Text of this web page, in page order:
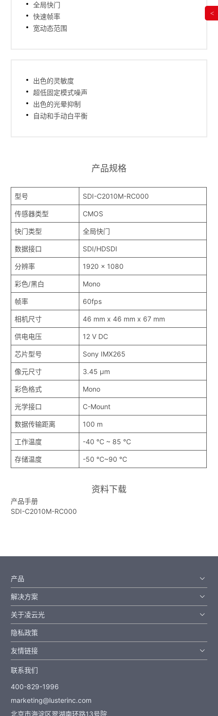
全局快门
快速帧率
宽动态范围
出色的灵敏度
超低固定模式噪声
出色的光晕抑制
自动和手动白平衡
产品规格
型号 SDI-C2010M-RC000
传感器类型 CMOS
快门类型 全局快门
数据接口 SDI/HDSDI
分辨率 1920 x 1080
彩色/黑白 Mono
帧率 60fps
相机尺寸 46 mm x 46 mm x 67 mm
供电电压 12 V DC
芯片型号 Sony IMX265
像元尺寸 3.45 μm
彩色格式 Mono
光学接口 C-Mount
数据传输距离 100 m
工作温度 -40 ℃ ~ 85 ℃
存储温度 -50 ℃~90 ℃
资料下载
产品手册
SDI-C2010M-RC000
产品
解决方案
关于凌云光
隐私政策
友情链接
联系我们
400-829-1996
marketing@lusterinc.com
北京市海淀区翠湖南环路13号院
<